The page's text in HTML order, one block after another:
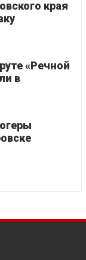
края
«Речной
в